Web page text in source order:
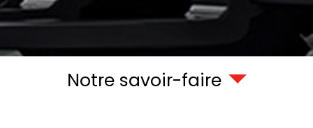
Notre savoir-faire